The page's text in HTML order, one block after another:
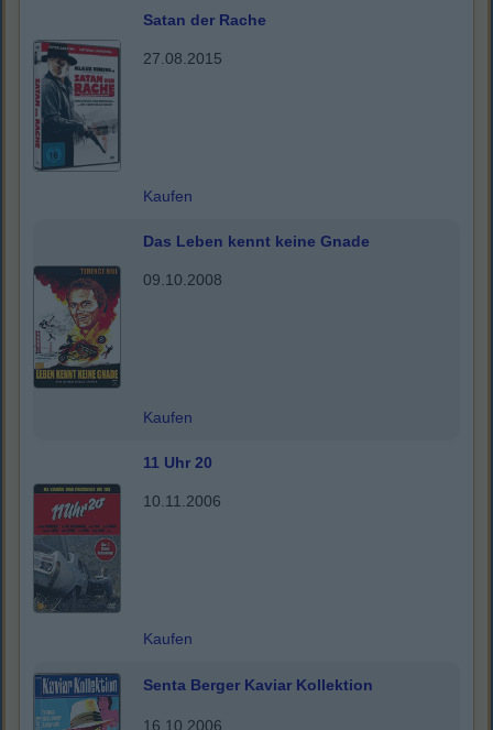
Satan der Rache
27.08.2015
Kaufen
Das Leben kennt keine Gnade
09.10.2008
Kaufen
11 Uhr 20
10.11.2006
Kaufen
Senta Berger Kaviar Kollektion
16.10.2006